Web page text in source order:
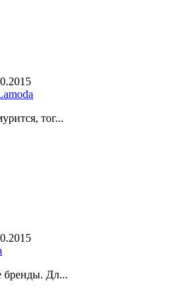
тог...
бренды. Дл...